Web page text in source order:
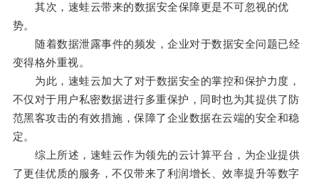
其次，速蛙云带来的数据安全保障更是不可忽视的优
势。
随着数据泄露事件的频发，企业对于数据安全问题已经
变得格外重视。
为此，速蛙云加大了对于数据安全的掌控和保护力度，
不仅对于用户私密数据进行多重保护，同时也为其提供了防
范黑客攻击的有效措施，保障了企业数据在云端的安全和稳
定。
综上所述，速蛙云作为领先的云计算平台，为企业提供
了更佳优质的服务，不仅带来了利润增长、效率提升等数字